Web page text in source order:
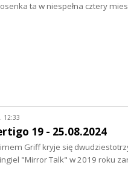
ta w niespełna cztery
12:33
19 - 25.08.2024
Griff kryje się
"Mirror Talk" w 2019 roku